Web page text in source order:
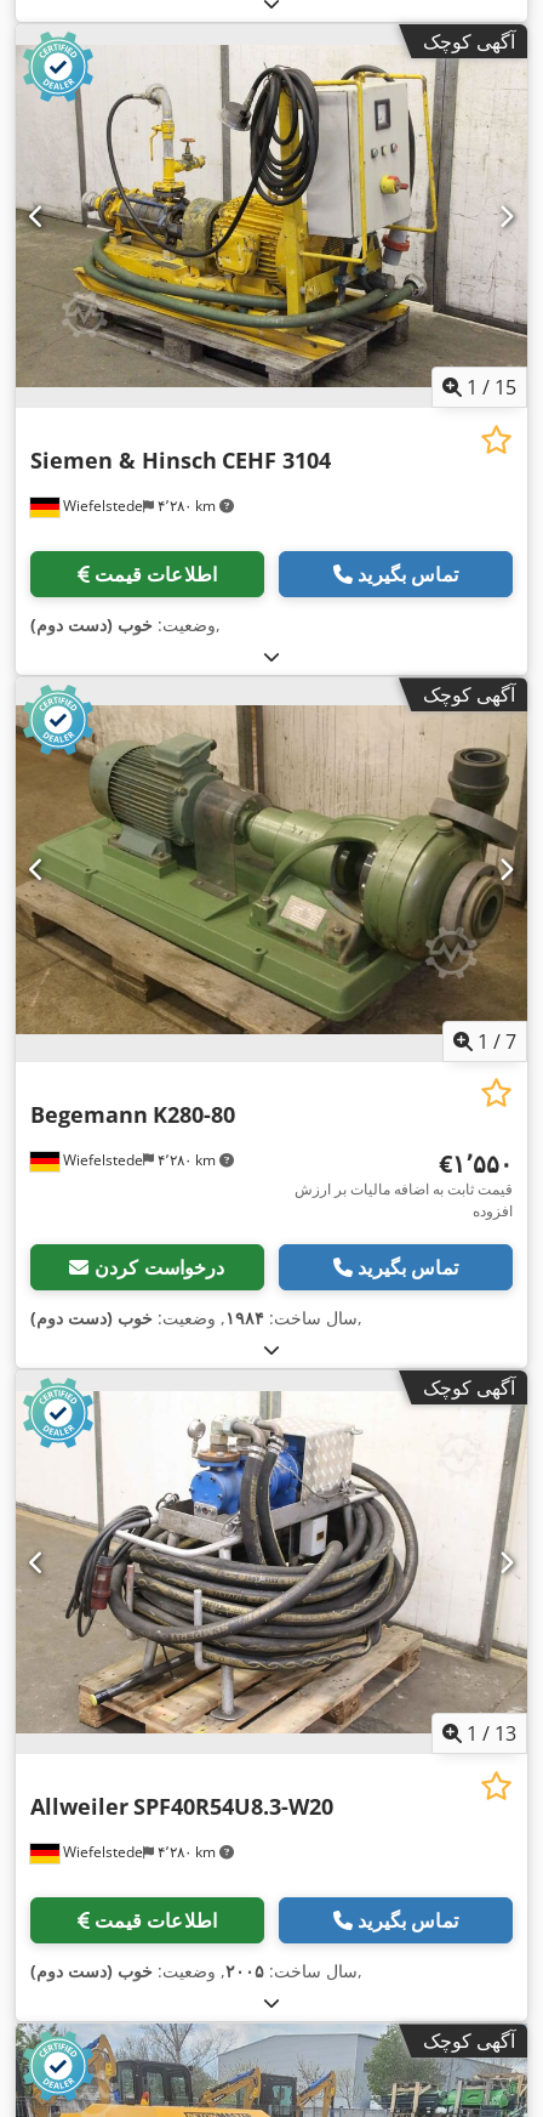
آگهی کوچک
1 / 15
Wiefelstede ۴٬۲۸۰ km
Siemen & Hinsch CEHF 3104
اطلاعات قیمت تماس بگیرید
وضعیت: خوب (دست دوم) ,
آگهی کوچک
1 /7
Wiefelstede ۴٬۲۸۰ km
Begemann K280-80
‎€۱٬۵۵۰
قیمت ثابت به اضافه مالیات بر ارزش
افزوده
درخواست کردن تماس بگیرید
سال ساخت: ۱۹۸۴, وضعیت: خوب (دست دوم) ,
آگهی کوچک
1 / 13
Wiefelstede ۴٬۲۸۰ km
AllweilerSPF40R54U8.3-W20
اطلاعات قیمت تماس بگیرید
سال ساخت: ۲۰۰۵, وضعیت: خوب (دست دوم) ,
آگهی کوچک